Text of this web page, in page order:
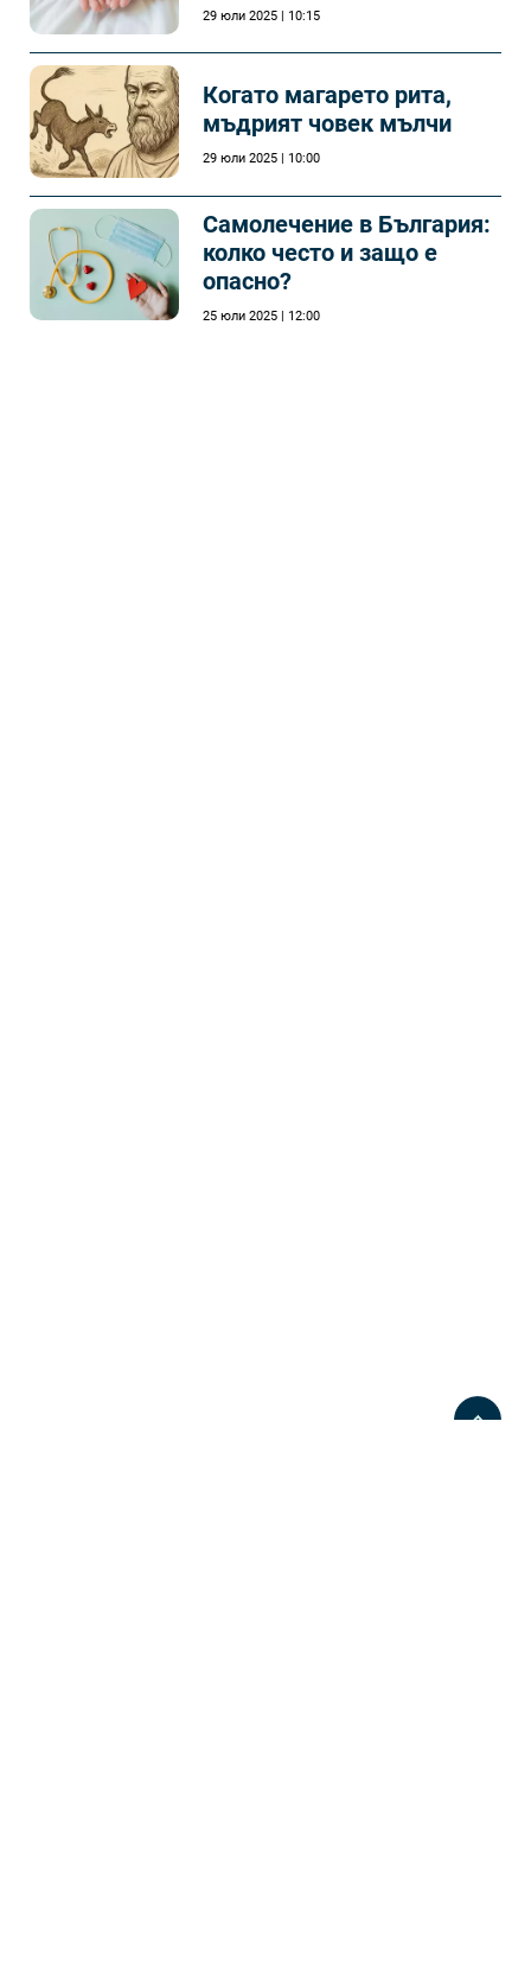
29 юли 2025 | 10:15
Когато магарето рита,
мъдрият човек мълчи
29 юли 2025 | 10:00
Самолечeние в България:
колко често и защо е
опасно?
25 юли 2025 | 12:00